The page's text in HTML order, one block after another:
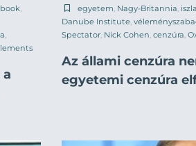
,
,
egyetem, Nagy-Britannia,
Danube Institute,
Spectator, Nick Cohen, cenzúra,
Az állami cenzúra
egyetemi cenzúra